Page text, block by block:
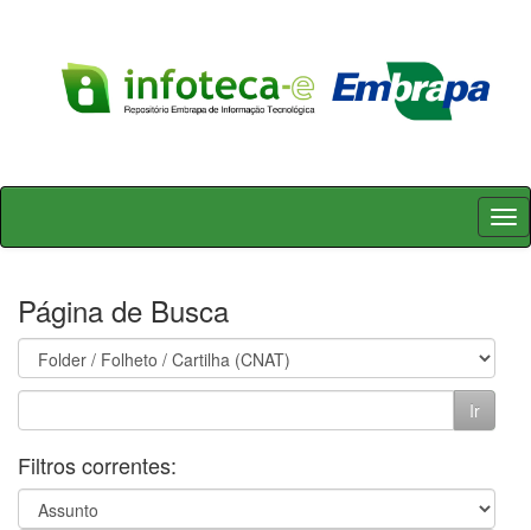
Skip
Página de Busca
Filtros correntes: